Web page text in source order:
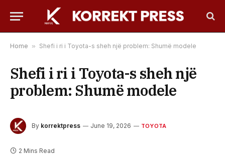
Home » Shefi i ri i Toyota-s sheh një problem: Shumë modele
Shefi i ri i Toyota-s sheh një
problem: Shumë modele
By korrektpress June 19, 2026 TOYOTA
2 Mins Read